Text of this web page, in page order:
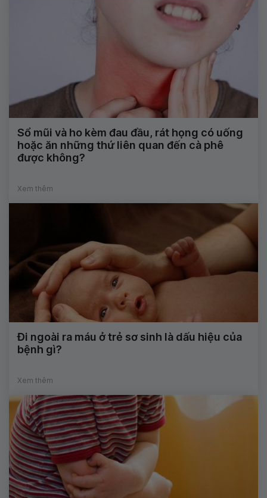
Sổ mũi và ho kèm đau đầu, rát họng có uống
hoặc ăn những thứ liên quan đến cà phê
được không?
Xem thêm
Đi ngoài ra máu ở trẻ sơ sinh là dấu hiệu của
bệnh gì?
Xem thêm